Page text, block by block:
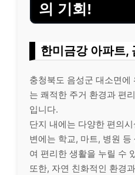
의 기회!
한미금강 아파트,
충청북도 음성군 대소면에
는 쾌적한 주거 환경과 편
입니다.
단지 내에는 다양한 편의
변에는 학교, 마트, 병원
여 편리한 생활을 누릴 수
또한, 자연 친화적인 환경